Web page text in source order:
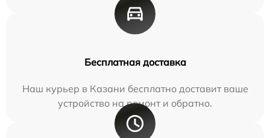
Бесплатная доставка
Наш курьер в Казани бесплатно доставит ваше
устройство на ремонт и обратно.